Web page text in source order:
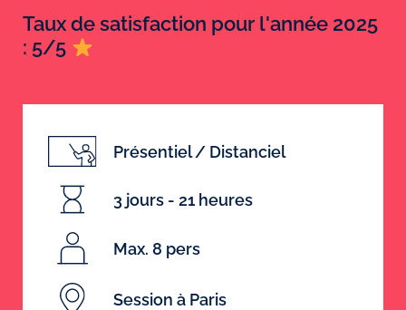
Taux de satisfaction pour l'année 2025
: 5/5
Présentiel / Distanciel
3 jours - 21 heures
Max. 8 pers
Session à Paris